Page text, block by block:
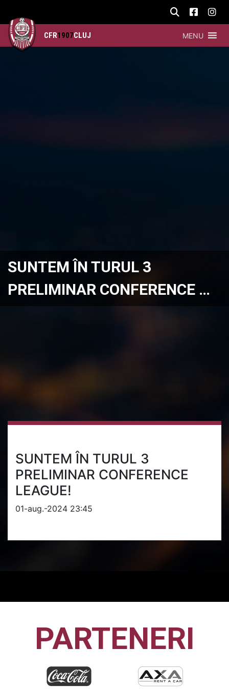
CFR1907CLUJ MENU
SUNTEM ÎN TURUL 3
PRELIMINAR CONFERENCE …
SUNTEM ÎN TURUL 3
PRELIMINAR CONFERENCE
LEAGUE!
01-aug.-2024 23:45
PARTENERI